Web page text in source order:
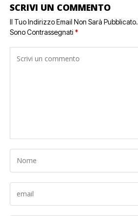
SCRIVI UN COMMENTO
Il Tuo Indirizzo Email Non Sarà Pubblicato.
Sono Contrassegnati *